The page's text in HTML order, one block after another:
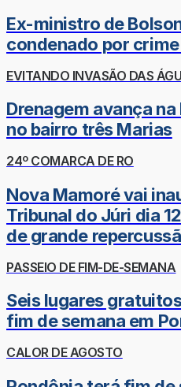
Ex-ministro de
condenado por
EVITANDO INVASÃO DAS
Drenagem avança na
no bairro três Marias
24º COMARCA DE RO
Nova Mamoré vai
Tribunal do Júri dia
de grande
PASSEIO DE FIM-DE-SEMANA
Seis lugares
fim de semana em
CALOR DE AGOSTO